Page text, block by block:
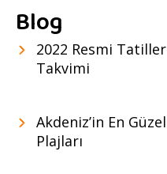
Blog
2022 Resmi Tatiller
Takvimi
Akdeniz’in En Güzel
Plajları